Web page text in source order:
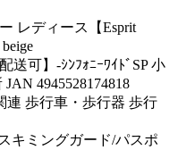
レディース【Esprit
可】-ｼﾝﾌｫﾆｰﾜｲﾄﾞSP 小
4945528174818
連 歩行車・歩行器 歩行
キミングガード/パスポ